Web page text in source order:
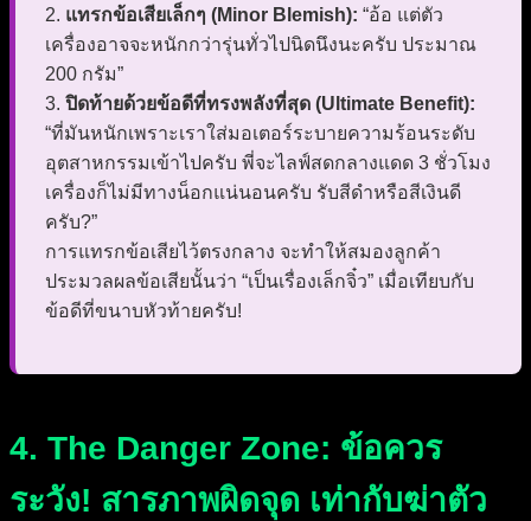
2. แทรกข้อเสียเล็กๆ (Minor Blemish): “อ้อ แต่ตัว
เครื่องอาจจะหนักกว่ารุ่นทั่วไปนิดนึงนะครับ ประมาณ
200 กรัม”
3. ปิดท้ายด้วยข้อดีที่ทรงพลังที่สุด (Ultimate Benefit):
“ที่มันหนักเพราะเราใส่มอเตอร์ระบายความร้อนระดับ
อุตสาหกรรมเข้าไปครับ พี่จะไลฟ์สดกลางแดด 3 ชั่วโมง
เครื่องก็ไม่มีทางน็อกแน่นอนครับ รับสีดำหรือสีเงินดี
ครับ?”
การแทรกข้อเสียไว้ตรงกลาง จะทำให้สมองลูกค้า
ประมวลผลข้อเสียนั้นว่า “เป็นเรื่องเล็กจิ๋ว” เมื่อเทียบกับ
ข้อดีที่ขนาบหัวท้ายครับ!
4. The Danger Zone: ข้อควร
ระวัง! สารภาพผิดจุด เท่ากับฆ่าตัว